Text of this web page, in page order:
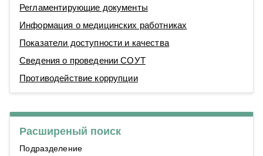
Регламентирующие документы
Информация о медицинских работниках
Показатели доступности и качества
Сведения о проведении СОУТ
Противодействие коррупции
Расширеный поиск
Подразделение